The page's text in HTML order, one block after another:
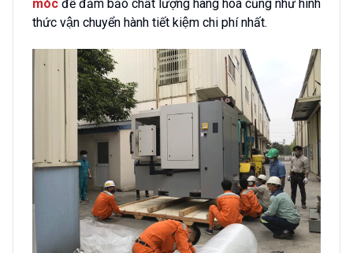
móc để đảm bảo chất lượng hàng hoá cũng như hình
thức vận chuyển hành tiết kiệm chi phí nhất.